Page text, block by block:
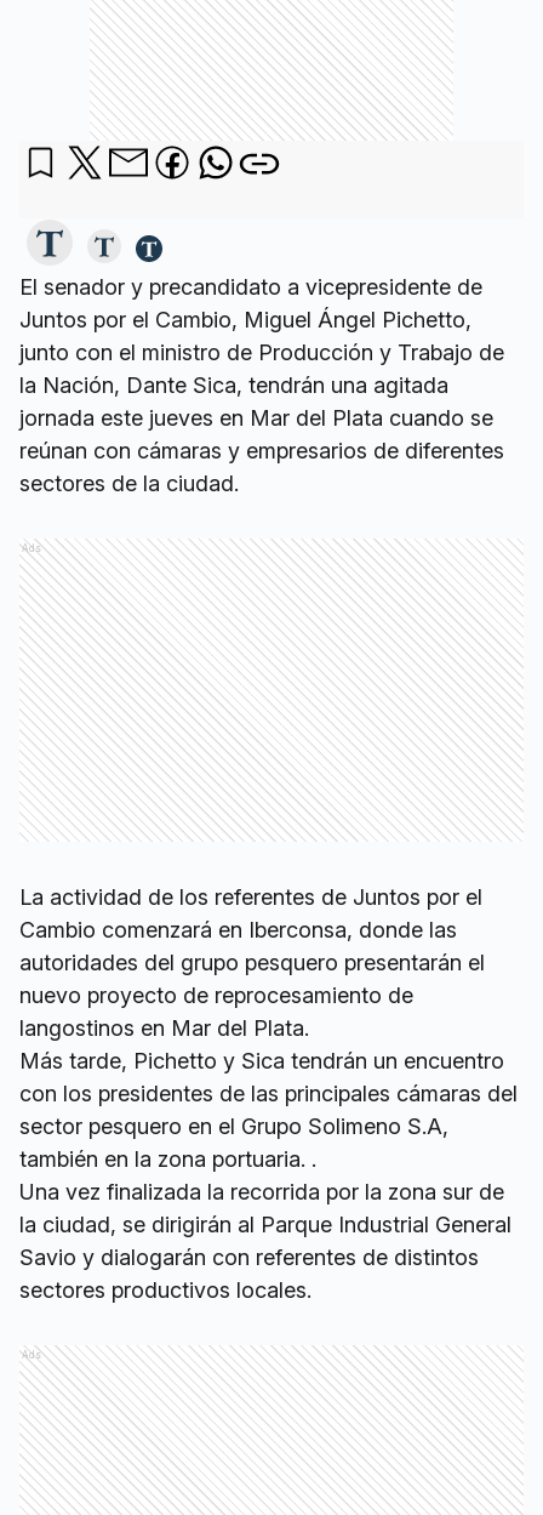
El senador y precandidato a vicepresidente de
Juntos por el Cambio, Miguel Ángel Pichetto,
junto con el ministro de Producción y Trabajo de
la Nación, Dante Sica, tendrán una agitada
jornada este jueves en Mar del Plata cuando se
reúnan con cámaras y empresarios de diferentes
sectores de la ciudad.
Ads
La actividad de los referentes de Juntos por el
Cambio comenzará en Iberconsa, donde las
autoridades del grupo pesquero presentarán el
nuevo proyecto de reprocesamiento de
langostinos en Mar del Plata.
Más tarde, Pichetto y Sica tendrán un encuentro
con los presidentes de las principales cámaras del
sector pesquero en el Grupo Solimeno S.A,
también en la zona portuaria. .
Una vez finalizada la recorrida por la zona sur de
la ciudad, se dirigirán al Parque Industrial General
Savio y dialogarán con referentes de distintos
sectores productivos locales.
Ads